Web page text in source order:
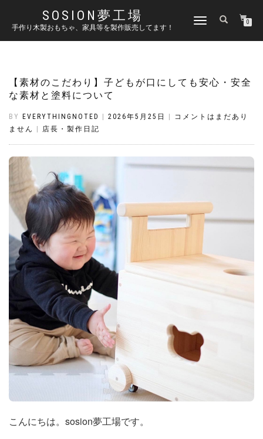
SOSION夢工場
手作り木製おもちゃ、家具等を製作販売してます！
ナ
ゲ
ン
り
え
0
【素材のこだわり】子どもが口にしても安心・安全
な素材と塗料について
BY EVERYTHINGNOTED 2026年5月25日
コメントはまだあり
ません
店長・製作日記
こんにちは。sosion夢工場です。